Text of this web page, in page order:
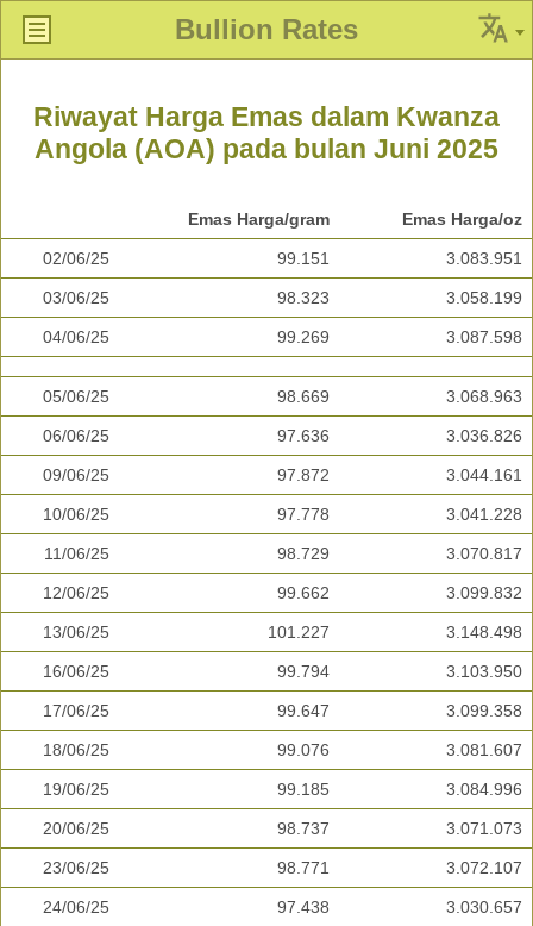
Bullion Rates
Riwayat Harga Emas dalam Kwanza
Angola (AOA) pada bulan Juni 2025
Emas Harga/gram Emas Harga/oz
02/06/25 99.151 3.083.951
03/06/25 98.323 3.058.199
04/06/25 99.269 3.087.598
05/06/25 98.669 3.068.963
06/06/25 97.636 3.036.826
09/06/25 97.872 3.044.161
10/06/25 97.778 3.041.228
11/06/25 98.729 3.070.817
12/06/25 99.662 3.099.832
13/06/25 101.227 3.148.498
16/06/25 99.794 3.103.950
17/06/25 99.647 3.099.358
18/06/25 99.076 3.081.607
19/06/25 99.185 3.084.996
20/06/25 98.737 3.071.073
23/06/25 98.771 3.072.107
24/06/25 97.438 3.030.657